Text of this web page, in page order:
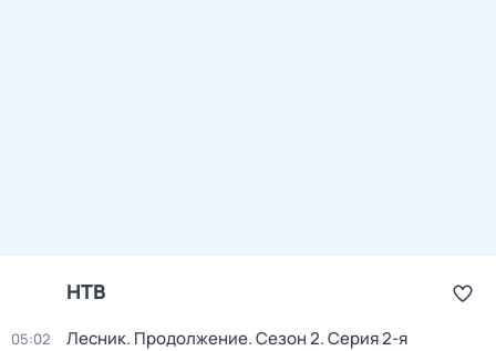
НТВ
05:02 Лесник. Продолжение. Сезон 2. Серия 2-я